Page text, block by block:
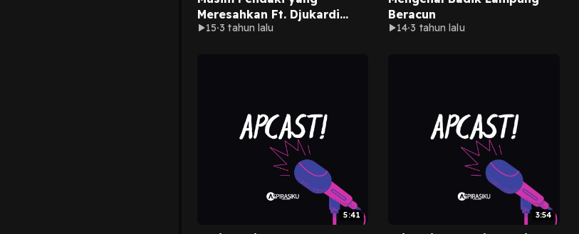
Meresahkan Ft. Djukardi
Bongkeng Adriana
15 3 tahun lalu
Beracun
14 3 tahun lalu
5:41 3:54